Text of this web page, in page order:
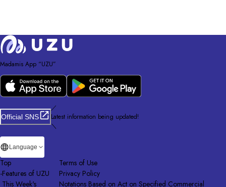
Madamis App “UZU”
Official SNS
／
Latest information being updated!
＼
Language
Top
-Features of UZU
This Week's
Terms of Use
Privacy Policy
Notations Based on Act on Specified Commercial